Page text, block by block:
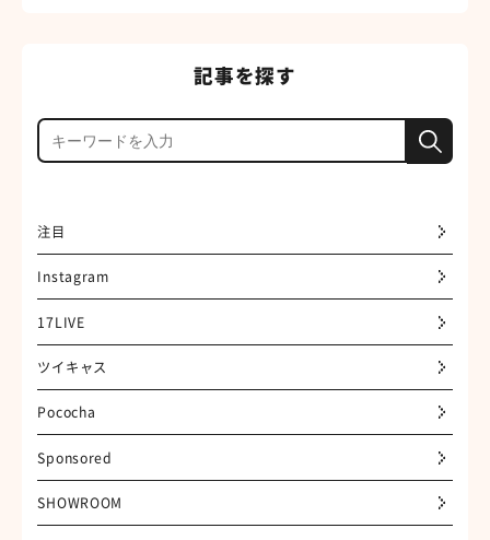
記事を探す
注目
Instagram
17LIVE
ツイキャス
Pococha
Sponsored
SHOWROOM